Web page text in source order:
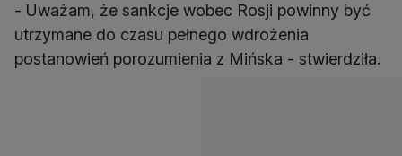
- Uważam, że sankcje wobec Rosji powinny być
utrzymane do czasu pełnego wdrożenia
postanowień porozumienia z Mińska - stwierdziła.